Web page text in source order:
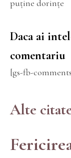
puține dorințe
Daca ai
comentariu
[gs-fb-
Alte